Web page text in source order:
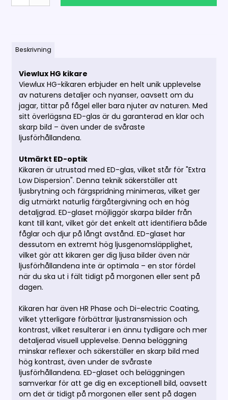
Beskrivning
Viewlux HG kikare
Viewlux HG-kikaren erbjuder en helt unik upplevelse
av naturens detaljer och nyanser, oavsett om du
jagar, tittar på fågel eller bara njuter av naturen. Med
sitt överlägsna ED-glas är du garanterad en klar och
skarp bild – även under de svåraste
ljusförhållandena.
Utmärkt ED-optik
Kikaren är utrustad med ED-glas, vilket står för "Extra
Low Dispersion". Denna teknik säkerställer att
ljusbrytning och färgspridning minimeras, vilket ger
dig utmärkt naturlig färgåtergivning och en hög
detaljgrad. ED-glaset möjliggör skarpa bilder från
kant till kant, vilket gör det enkelt att identifiera både
fåglar och djur på långt avstånd.ED-glaset har
dessutom en extremt hög ljusgenomsläpplighet,
vilket gör att kikaren ger dig ljusa bilder även när
ljusförhållandena inte är optimala – en stor fördel
när du ska ut i fält tidigt på morgonen eller sent på
dagen.
Kikaren har även HR Phase och Di-electric Coating,
vilket ytterligare förbättrar ljustransmission och
kontrast, vilket resulterar i en ännu tydligare och mer
detaljerad visuell upplevelse. Denna beläggning
minskar reflexer och säkerställer en skarp bild med
hög kontrast, även under de svåraste
ljusförhållandena. ED-glaset och beläggningen
samverkar för att ge dig en exceptionell bild, oavsett
om det är tidigt på morgonen eller sent på dagen